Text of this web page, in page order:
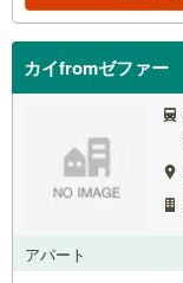
カイfromゼファー
アパート